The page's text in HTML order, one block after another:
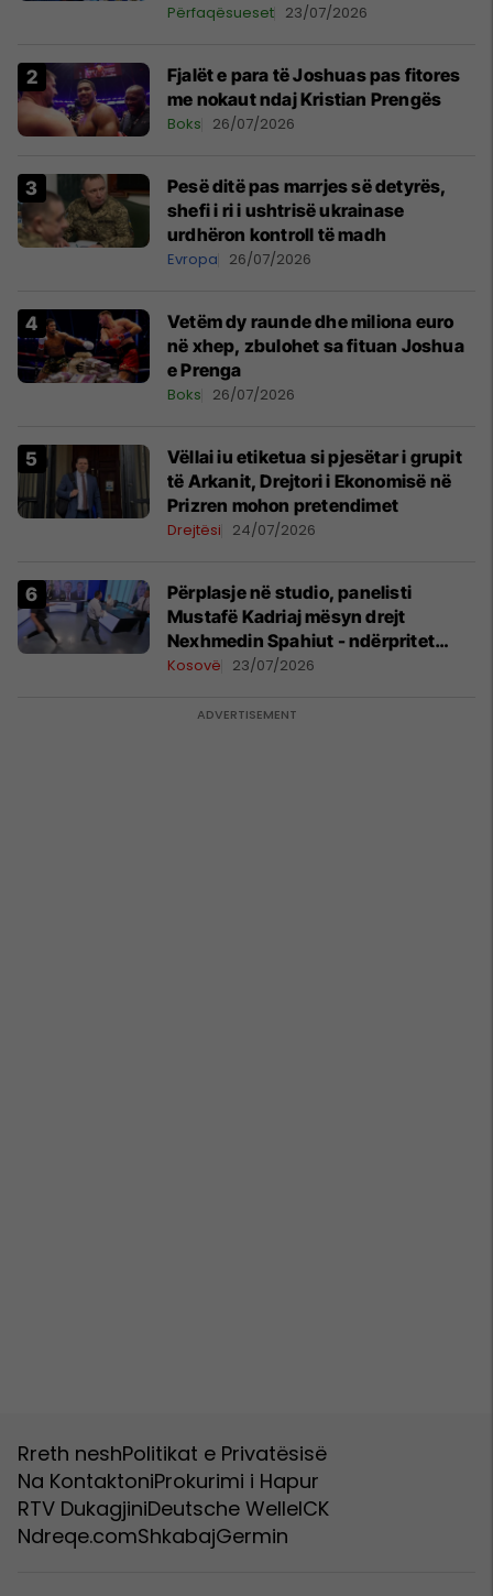
Përfaqësueset 23/07/2026
Fjalët e para të Joshuas pas fitores
me nokaut ndaj Kristian Prengës
Boks 26/07/2026
Pesë ditë pas marrjes së detyrës,
shefi i ri i ushtrisë ukrainase
urdhëron kontroll të madh
Evropa 26/07/2026
Vetëm dy raunde dhe miliona euro
në xhep, zbulohet sa fituan Joshua
e Prenga
Boks 26/07/2026
Vëllai iu etiketua si pjesëtar i grupit
të Arkanit, Drejtori i Ekonomisë në
Prizren mohon pretendimet
Drejtësi 24/07/2026
Përplasje në studio, panelisti
Mustafë Kadriaj mësyn drejt
Nexhmedin Spahiut - ndërpritet
transmetimi
Kosovë 23/07/2026
Rreth neshPolitikat e Privatësisë
Na KontaktoniProkurimi i Hapur
RTV DukagjiniDeutsche WelleICK
Ndreqe.comShkabajGermin